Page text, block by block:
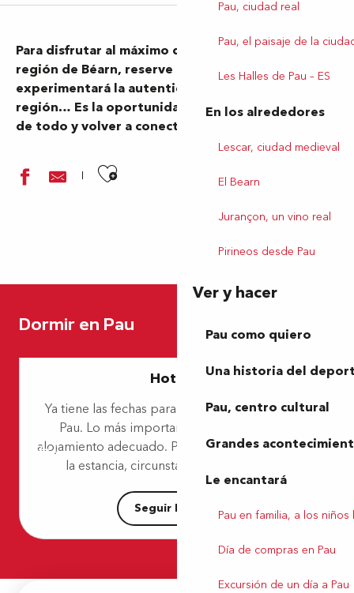
Pau, ciudad real
Pau, el paisaje de la
Les Halles de Pau – ES
En los alrededores
Lescar, ciudad medieval
El Bearn
Jurançon, un vino real
Pirineos desde Pau
Ver y hacer
Pau como quiero
Una historia del
Pau, centro cultural
Grandes
Le encantará
Pau en familia, a los niños
Día de compras en Pau
Excursión de un día a Pau
Para disfrutar al máximo de su estancia en la
región de Béarn, reserve una casa rural donde
experimentará la autenticidad de nuestra
región… Es la oportunidad perfecta para alejarse
de todo y volver a conectar con la vida real.
Ajouter aux favoris
Chambre Anne-Marie Marque
La Cabane Vigneronne
Casa Azur
Appartement du Château
Le Boulevard
Le Chalet De Lee
Dormir en Pau
Hoteles
Ya tiene las fechas para su próxima estancia en
Pau. Lo más importante ahora es elegir el
alojamiento adecuado. Presupuesto, duración de
la estancia, circunstancias, número de...
Seguir leyendo